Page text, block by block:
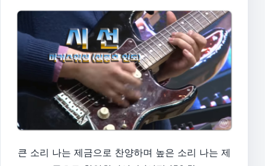
큰 소리 나는 제금으로 찬양하며 높은 소리 나는 제